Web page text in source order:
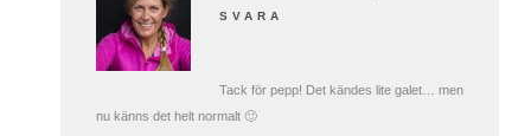
SVARA
Tack för pepp! Det kändes lite galet… men
nu känns det helt normalt 🙂